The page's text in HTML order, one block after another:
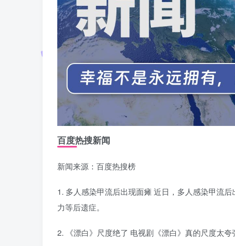
百度热搜新闻
新闻来源：百度热搜榜
1. 多人感染甲流后出现面瘫 近日，多人感染甲流
力等后遗症。
2. 《漂白》尺度绝了 电视剧《漂白》真的尺度太夸